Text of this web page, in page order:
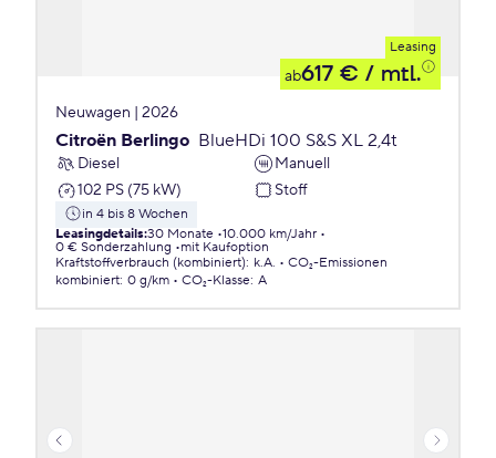
Leasing
ab617 € / mtl.
Neuwagen | 2026
Citroën Berlingo BlueHDi 100 S&S XL 2,4t
Diesel
Manuell
102 PS (75 kW)
Stoff
in 4 bis 8 Wochen
Leasingdetails:30 Monate 10.000 km/Jahr
0 € Sonderzahlung
mit Kaufoption
Kraftstoffverbrauch (kombiniert): k.A.
CO₂-Emissionen
kombiniert: 0 g/km CO₂-Klasse: A